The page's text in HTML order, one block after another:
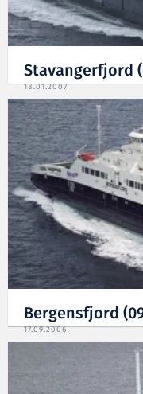
Stavangerfjord
18.01.2007
Bergensfjord
17.09.2006